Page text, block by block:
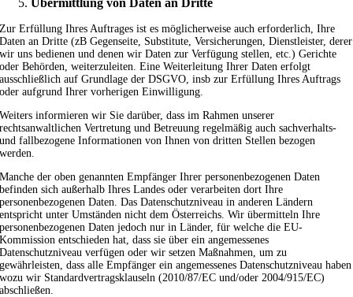
Übermittlung von Daten an Dritte
Zur Erfüllung Ihres Auftrages ist es möglicherweise auch erforderlich, Ihre
Daten an Dritte (zB Gegenseite, Substitute, Versicherungen, Dienstleister, derer
wir uns bedienen und denen wir Daten zur Verfügung stellen, etc.) Gerichte
oder Behörden, weiterzuleiten. Eine Weiterleitung Ihrer Daten erfolgt
ausschließlich auf Grundlage der DSGVO, insb zur Erfüllung Ihres Auftrags
oder aufgrund Ihrer vorherigen Einwilligung.
Weiters informieren wir Sie darüber, dass im Rahmen unserer
rechtsanwaltlichen Vertretung und Betreuung regelmäßig auch sachverhalts-
und fallbezogene Informationen von Ihnen von dritten Stellen bezogen
werden.
Manche der oben genannten Empfänger Ihrer personenbezogenen Daten
befinden sich außerhalb Ihres Landes oder verarbeiten dort Ihre
personenbezogenen Daten. Das Datenschutzniveau in anderen Ländern
entspricht unter Umständen nicht dem Österreichs. Wir übermitteln Ihre
personenbezogenen Daten jedoch nur in Länder, für welche die EU-
Kommission entschieden hat, dass sie über ein angemessenes
Datenschutzniveau verfügen oder wir setzen Maßnahmen, um zu
gewährleisten, dass alle Empfänger ein angemessenes Datenschutzniveau haben
wozu wir Standardvertragsklauseln (2010/87/EC und/oder 2004/915/EC)
abschließen.